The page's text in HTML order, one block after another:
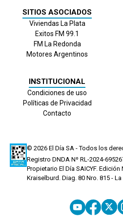
SITIOS ASOCIADOS
Viviendas La Plata
Exitos FM 99.1
FM La Redonda
Motores Argentinos
INSTITUCIONAL
Condiciones de uso
Políticas de Privacidad
Contacto
© 2026 El Día SA - Todos los
Registro DNDA Nº RL-2024-
Propietario El Día SAICYF. Edición
Kraiselburd. Diag. 80 Nro. 815 - La